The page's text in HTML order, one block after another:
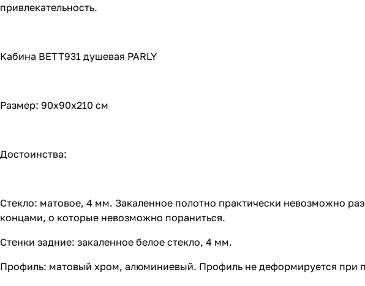
привлекательность.
Кабина BETT931 душевая PARLY
Размер: 90х90х210 см
Достоинства:
Стекло: матовое, 4 мм. Закаленное полотно практически невозможно
концами, о которые невозможно пораниться.
Стенки задние: закаленное белое стекло, 4 мм.
Профиль: матовый хром, алюминиевый. Профиль не деформируется при